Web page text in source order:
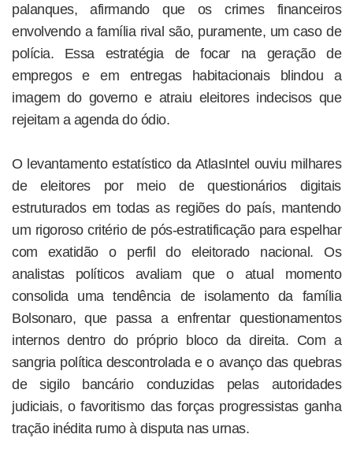
palanques, afirmando que os crimes financeiros
envolvendo a família rival são, puramente, um caso de
polícia. Essa estratégia de focar na geração de
empregos e em entregas habitacionais blindou a
imagem do governo e atraiu eleitores indecisos que
rejeitam a agenda do ódio.
O levantamento estatístico da AtlasIntel ouviu milhares
de eleitores por meio de questionários digitais
estruturados em todas as regiões do país, mantendo
um rigoroso critério de pós-estratificação para espelhar
com exatidão o perfil do eleitorado nacional. Os
analistas políticos avaliam que o atual momento
consolida uma tendência de isolamento da família
Bolsonaro, que passa a enfrentar questionamentos
internos dentro do próprio bloco da direita. Com a
sangria política descontrolada e o avanço das quebras
de sigilo bancário conduzidas pelas autoridades
judiciais, o favoritismo das forças progressistas ganha
tração inédita rumo à disputa nas urnas.